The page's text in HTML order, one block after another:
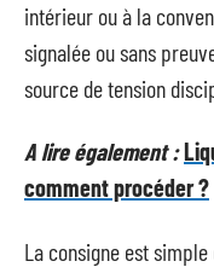
intérieur ou à la
signalée ou sans
source de tension
A lire également :
comment procéder ?
La consigne est